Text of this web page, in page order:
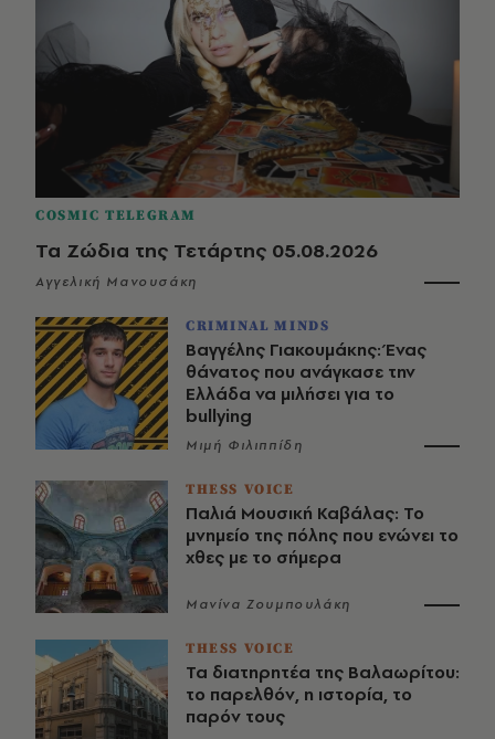
COSMIC TELEGRAM
Τα Ζώδια της Τετάρτης 05.08.2026
Αγγελική Μανουσάκη
CRIMINAL MINDS
Βαγγέλης Γιακουμάκης: Ένας
θάνατος που ανάγκασε την
Ελλάδα να μιλήσει για το
bullying
Μιμή Φιλιππίδη
THESS VOICE
Παλιά Μουσική Καβάλας: Το
μνημείο της πόλης που ενώνει το
χθες με το σήμερα
Μανίνα Ζουμπουλάκη
THESS VOICE
Τα διατηρητέα της Βαλαωρίτου:
το παρελθόν, η ιστορία, το
παρόν τους